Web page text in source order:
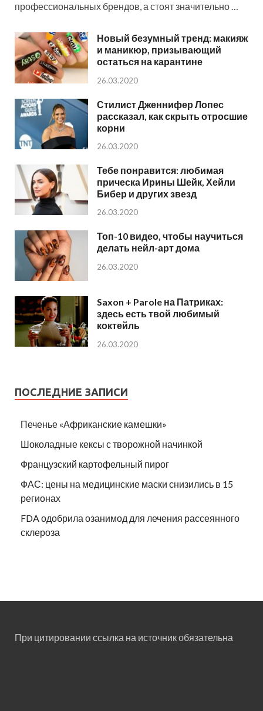
профессиональных брендов, а стоят значительно …
Новый безумный тренд: макияж
и маникюр, призывающий
остаться на карантине
26.03.2020
Стилист Дженнифер Лопес
рассказал, как скрыть отросшие
корни
26.03.2020
Тебе понравится: любимая
прическа Ирины Шейк, Хейли
Бибер и других звезд
26.03.2020
Топ-10 видео, чтобы научиться
делать нейл-арт дома
26.03.2020
Saxon + Parole на Патриках:
здесь есть твой любимый
коктейль
26.03.2020
ПОСЛЕДНИЕ ЗАПИСИ
Печенье «Африканские камешки»
Шоколадные кексы с творожной начинкой
Французский картофельный пирог
ФАС: цены на медицинские маски снизились в 15
регионах
FDA одобрила озанимод для лечения рассеянного
склероза
При цитировании ссылка на источник обязательна